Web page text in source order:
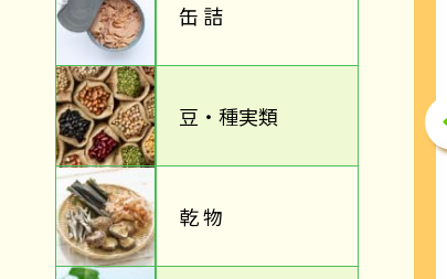
缶 詰
豆・種実類
乾 物
おはぎ(きな粉)
【アレルゲン（2８品目）】大豆
【商品規格】
30g×40×5